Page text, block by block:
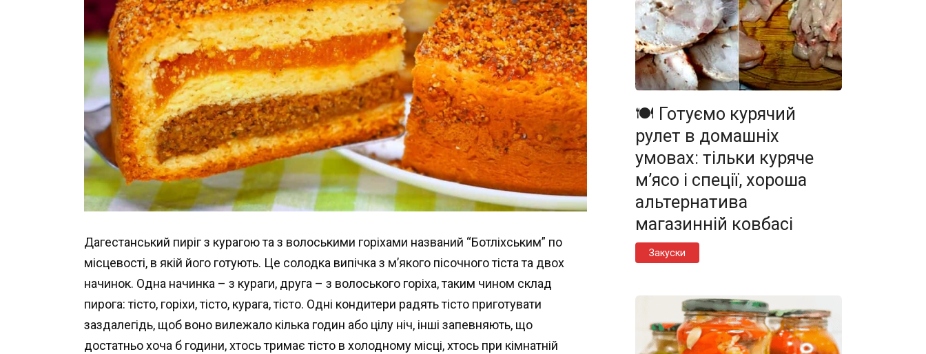
Дагестанський пиріг з курагою та з волоськими горіхами названий “Ботліхським” по
місцевості, в якій його готують. Це солодка випічка з м’якого пісочного тіста та двох
начинок. Одна начинка – з кураги, друга – з волоського горіха, таким чином склад
пирога: тісто, горіхи, тісто, курага, тісто. Одні кондитери радять тісто приготувати
заздалегідь, щоб воно вилежало кілька годин або цілу ніч, інші запевняють, що
достатньо хоча б години, хтось тримає тісто в холодному місці, хтось при кімнатній
🍽️ Готуємо курячий
рулет в домашніх
умовах: тільки куряче
м’ясо і спеції, хороша
альтернатива
магазинній ковбасі
Закуски